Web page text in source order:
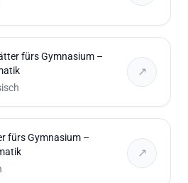
fürs Gymnasium –
↗
fürs Gymnasium –
↗